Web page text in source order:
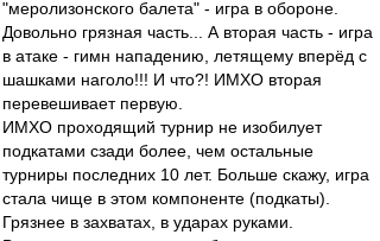
"меролизонского балета" - игра в обороне.
Довольно грязная часть... А вторая часть - игра
в атаке - гимн нападению, летящему вперёд с
шашками наголо!!! И что?! ИМХО вторая
перевешивает первую.
ИМХО проходящий турнир не изобилует
подкатами сзади более, чем остальные
турниры последних 10 лет. Больше скажу, игра
стала чище в этом компоненте (подкаты).
Грязнее в захватах, в ударах руками.